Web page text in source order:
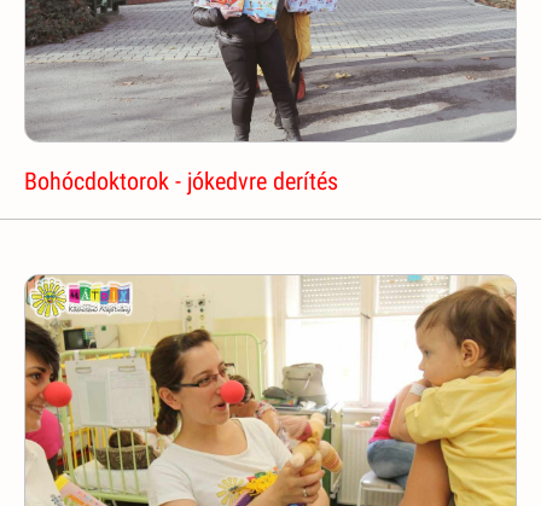
Bohócdoktorok - jókedvre derítés